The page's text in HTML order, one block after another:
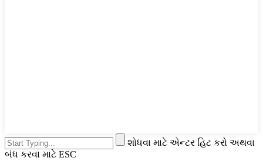
શોધવા માટે એન્ટર હિટ કરો અથવા
બંધ કરવા માટે ESC